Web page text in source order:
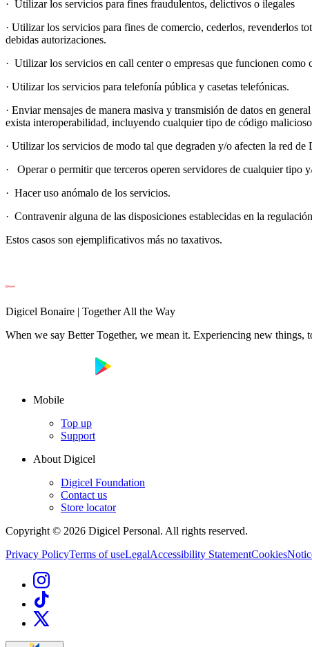
· Utilizar los servicios para fines fraudulentos, delictivos o ilegales
· Utilizar los servicios para fines de comercio, cederlos, revenderlos
debidas autorizaciones.
· Utilizar los servicios en call center o empresas que funcionen como
· Utilizar los servicios para telefonía pública y casetas telefónicas.
· Enviar mensajes de manera masiva y transmisión de datos en
exista interoperabilidad, incluyendo cualquier tipo de código
· Utilizar los servicios de modo tal que degraden y/o afecten la red
· Operar o permitir que terceros operen servidores de cualquier tipo
· Hacer uso anómalo de los servicios.
· Contravenir alguna de las disposiciones establecidas en la
Estos casos son ejemplificativos más no taxativos.
Digicel Bonaire | Together All the Way
When we say Better Together, we mean it. Experiencing new
Mobile
Top up
Support
About Digicel
Digicel Foundation
Contact us
Store locator
Copyright © 2026 Digicel Personal. All rights reserved.
Privacy PolicyTerms of useLegalAccessibility StatementCookies